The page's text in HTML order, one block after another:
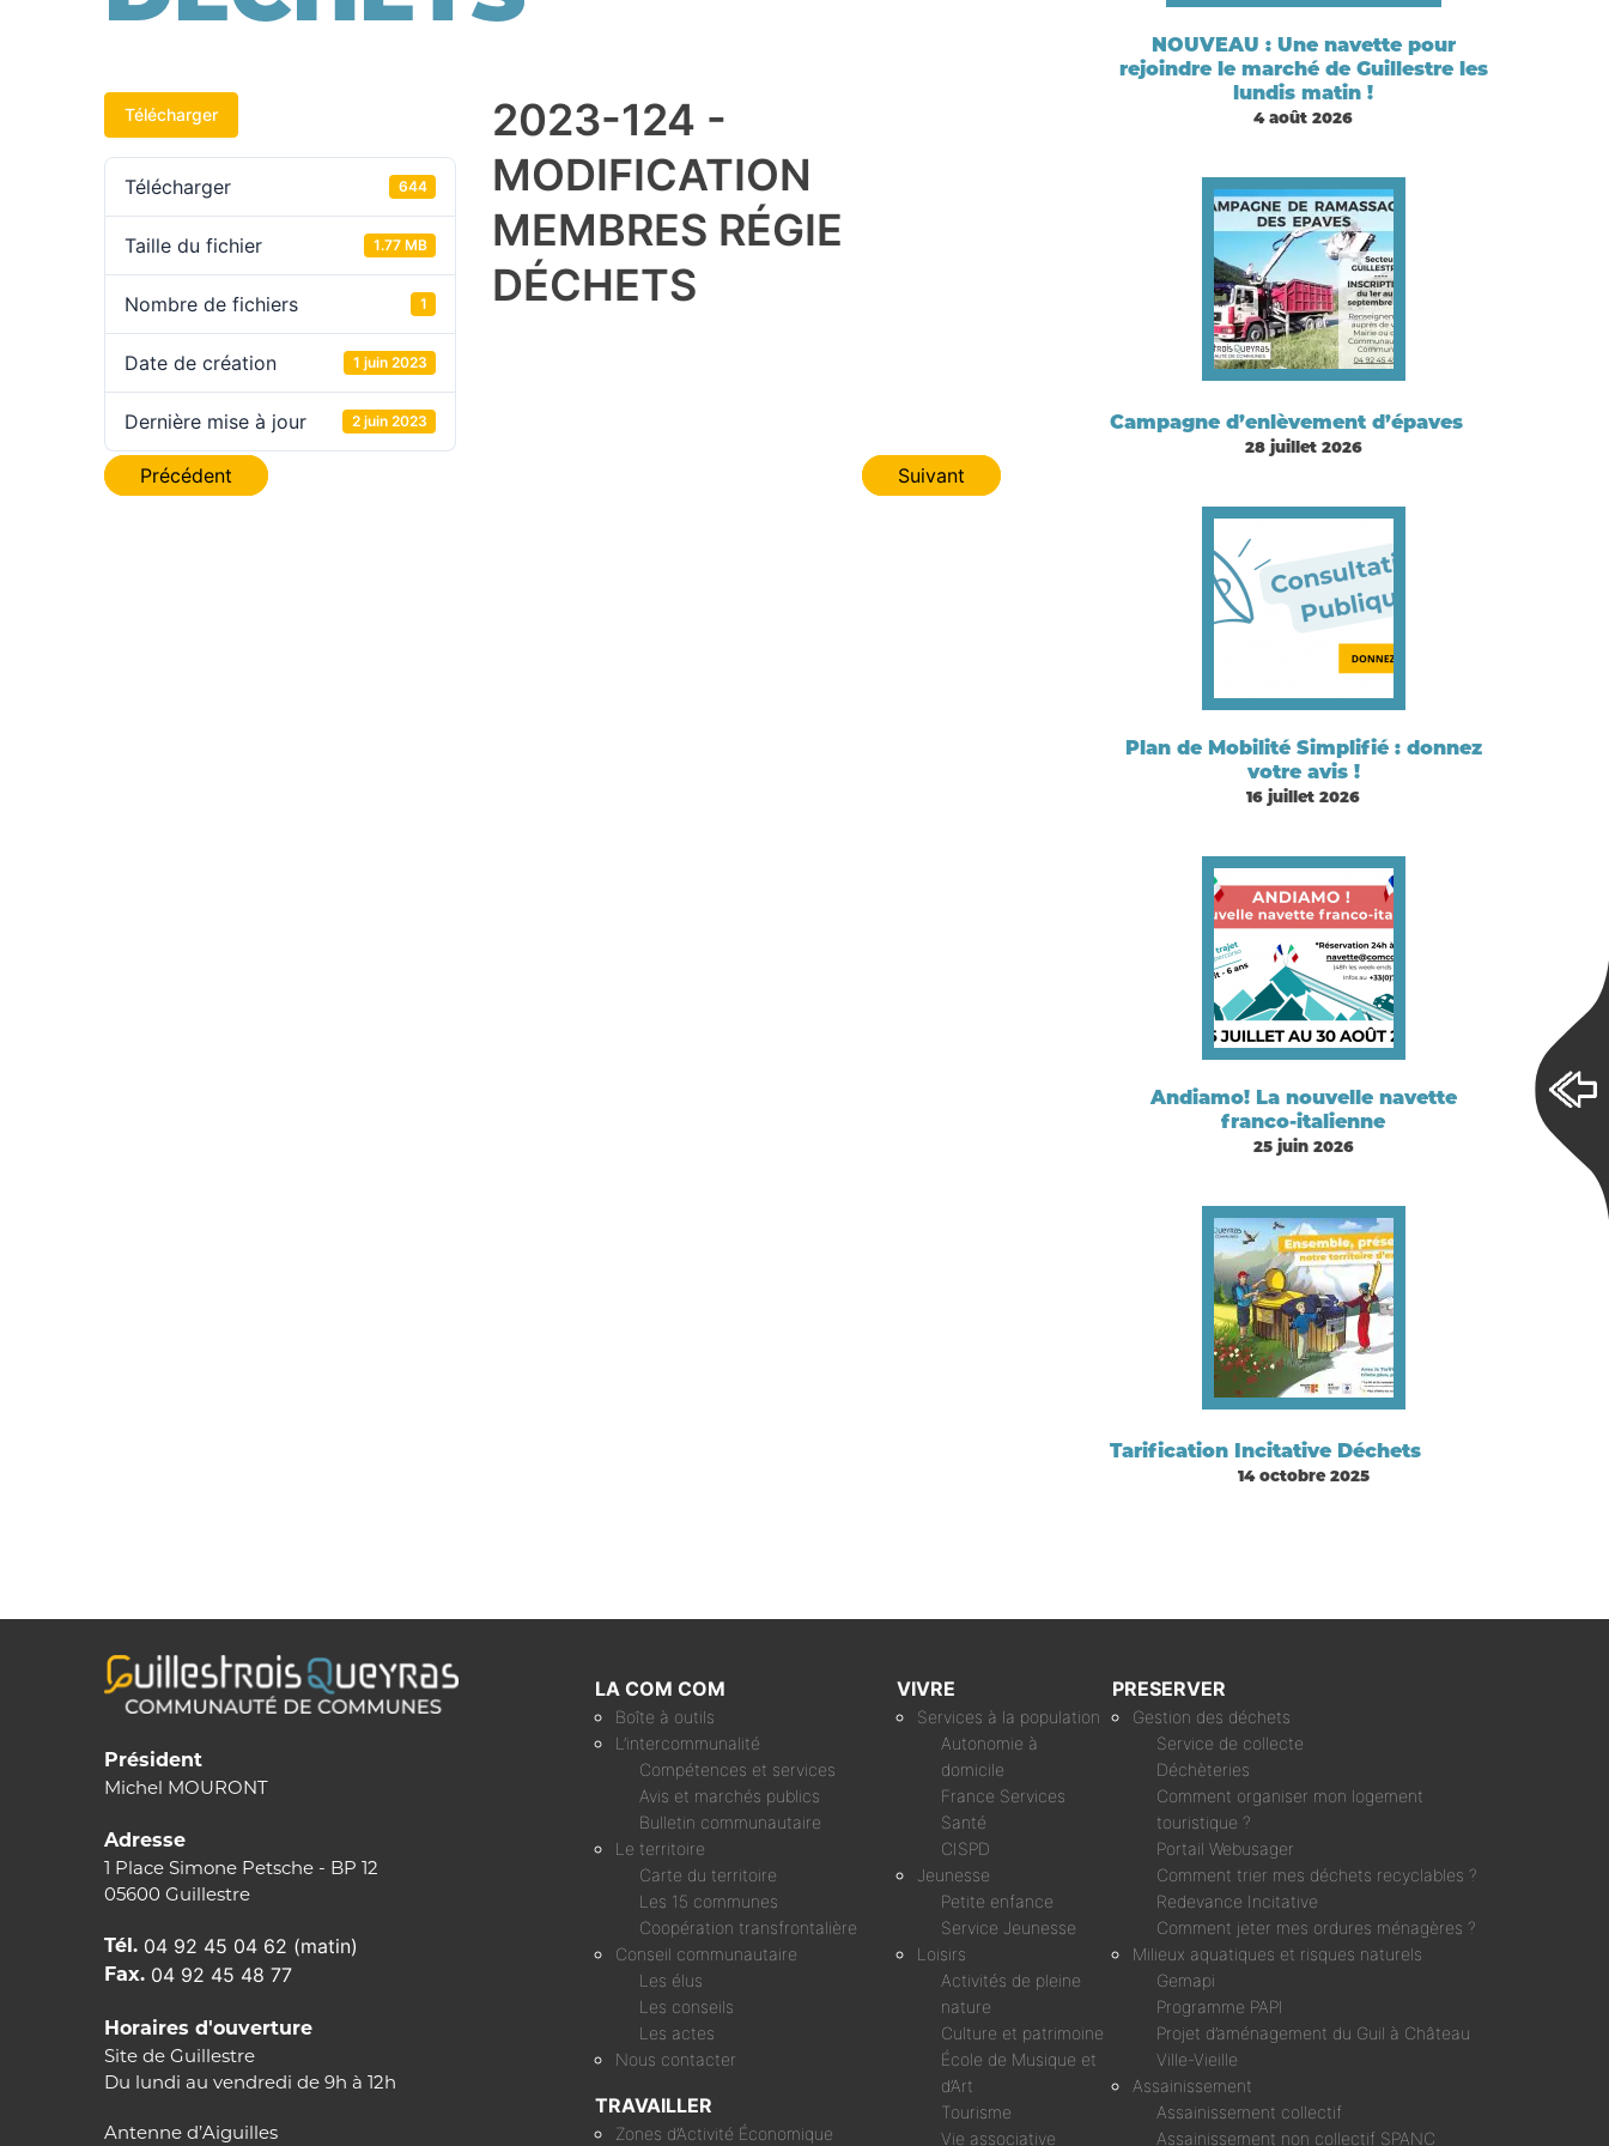
Télécharger
Télécharger 644
Taille du fichier 1.77 MB
Nombre de fichiers 1
Date de création 1 juin 2023
Dernière mise à jour 2 juin 2023
2023-124 -
MODIFICATION
MEMBRES RÉGIE
DÉCHETS
Navigation
Précédent Suivant
NOUVEAU : Une navette pour
rejoindre le marché de Guillestre les
lundis matin !
4 août 2026
Campagne d’enlèvement d’épaves
28 juillet 2026
Plan de Mobilité Simplifié : donnez
votre avis !
16 juillet 2026
Andiamo! La nouvelle navette
franco-italienne
25 juin 2026
Tarification Incitative Déchets
14 octobre 2025
Président
Michel MOURONT
Adresse
1 Place Simone Petsche - BP 12
05600 Guillestre
Tél. 04 92 45 04 62 (matin)
Fax. 04 92 45 48 77
Horaires d'ouverture
Site de Guillestre
Du lundi au vendredi de 9h à 12h
Antenne d’Aiguilles
LA COM COM
Boîte à outils
L’intercommunalité
Compétences et services
Avis et marchés publics
Bulletin communautaire
Le territoire
Carte du territoire
Les 15 communes
Coopération transfrontalière
Conseil communautaire
Les élus
Les conseils
Les actes
Nous contacter
TRAVAILLER
Zones d’Activité Économique
VIVRE
Services à la population
Autonomie à
domicile
France Services
Santé
CISPD
Jeunesse
Petite enfance
Service Jeunesse
Loisirs
Activités de pleine
nature
Culture et patrimoine
École de Musique et
d’Art
Tourisme
Vie associative
PRESERVER
Gestion des déchets
Service de collecte
Déchèteries
Comment organiser mon logement
touristique ?
Portail Webusager
Comment trier mes déchets recyclables ?
Redevance Incitative
Comment jeter mes ordures ménagères ?
Milieux aquatiques et risques naturels
Gemapi
Programme PAPI
Projet d’aménagement du Guil à Château
Ville-Vieille
Assainissement
Assainissement collectif
Assainissement non collectif SPANC